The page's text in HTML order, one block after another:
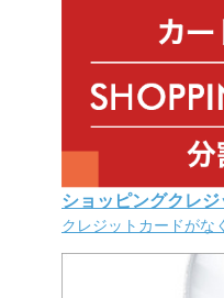
ショッピングクレジ
クレジットカードがな